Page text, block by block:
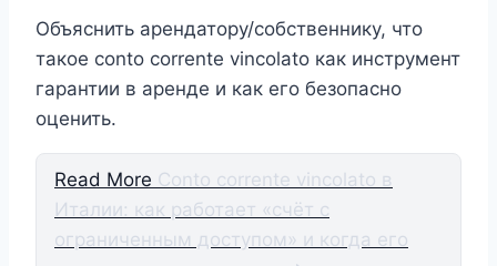
Объяснить арендатору/собственнику, что
такое conto corrente vincolato как инструмент
гарантии в аренде и как его безопасно
оценить.
Read More Conto corrente vincolato в
Италии: как работает «счёт с
ограниченным доступом» и когда его